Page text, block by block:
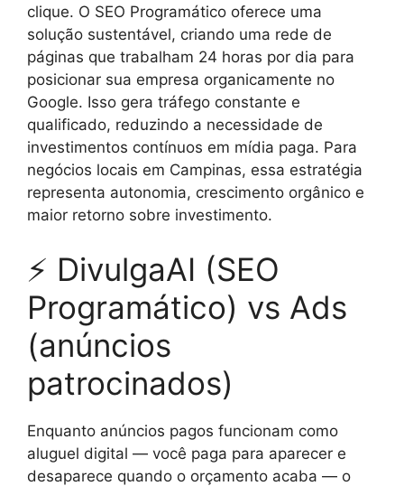
clique. O SEO Programático oferece uma
solução sustentável, criando uma rede de
páginas que trabalham 24 horas por dia para
posicionar sua empresa organicamente no
Google. Isso gera tráfego constante e
qualificado, reduzindo a necessidade de
investimentos contínuos em mídia paga. Para
negócios locais em Campinas, essa estratégia
representa autonomia, crescimento orgânico e
maior retorno sobre investimento.
⚡ DivulgaAI (SEO
Programático) vs Ads
(anúncios
patrocinados)
Enquanto anúncios pagos funcionam como
aluguel digital — você paga para aparecer e
desaparece quando o orçamento acaba — o